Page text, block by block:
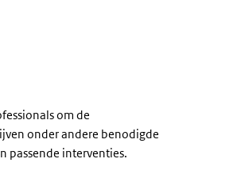
om de
onder andere benodigde
passende interventies.